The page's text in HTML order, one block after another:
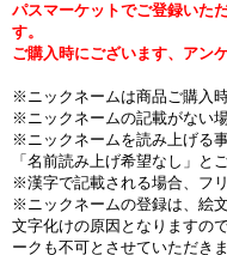
パスマーケットでご登録いた
す。
ご購入時にございます、アン
※ニックネームは商品ご購入
※ニックネームの記載がない
※ニックネームを読み上げる
「名前読み上げ希望なし」と
※漢字で記載される場合、フ
※ニックネームの登録は、絵
文字化けの原因となりますの
ークも不可とさせていただきま